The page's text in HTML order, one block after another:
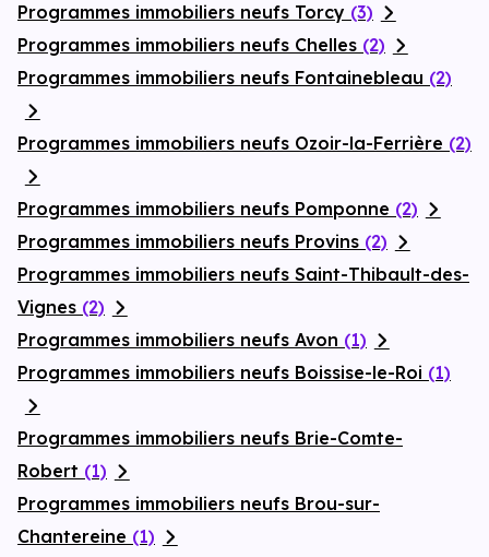
Programmes immobiliers neufs Torcy (3)
Programmes immobiliers neufs Chelles (2)
Programmes immobiliers neufs Fontainebleau (2)
Programmes immobiliers neufs Ozoir-la-Ferrière (2)
Programmes immobiliers neufs Pomponne (2)
Programmes immobiliers neufs Provins (2)
Programmes immobiliers neufs Saint-Thibault-des-
Vignes (2)
Programmes immobiliers neufs Avon (1)
Programmes immobiliers neufs Boissise-le-Roi (1)
Programmes immobiliers neufs Brie-Comte-
Robert (1)
Programmes immobiliers neufs Brou-sur-
Chantereine (1)